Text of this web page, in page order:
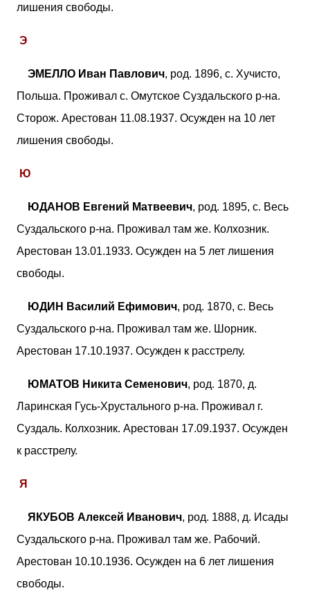
лишения свободы.
Э
ЭМЕЛЛО Иван Павлович, род. 1896, с. Хучисто,
Польша. Проживал с. Омутское Суздальского р-на.
Сторож. Арестован 11.08.1937. Осужден на 10 лет
лишения свободы.
Ю
ЮДАНОВ Евгений Матвеевич, род. 1895, с. Весь
Суздальского р-на. Проживал там же. Колхозник.
Арестован 13.01.1933. Осужден на 5 лет лишения
свободы.
ЮДИН Василий Ефимович, род. 1870, с. Весь
Суздальского р-на. Проживал там же. Шорник.
Арестован 17.10.1937. Осужден к расстрелу.
ЮМАТОВ Никита Семенович, род. 1870, д.
Ларинская Гусь-Хрустального р-на. Проживал г.
Суздаль. Колхозник. Арестован 17.09.1937. Осужден
к расстрелу.
Я
ЯКУБОВ Алексей Иванович, род. 1888, д. Исады
Суздальского р-на. Проживал там же. Рабочий.
Арестован 10.10.1936. Осужден на 6 лет лишения
свободы.